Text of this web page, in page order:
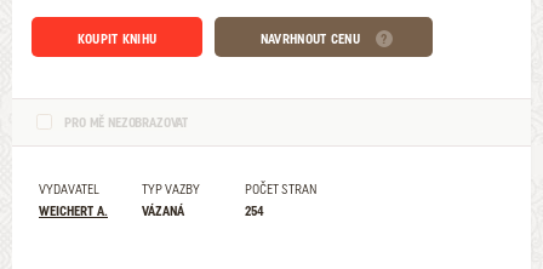
KOUPIT KNIHU NAVRHNOUT CENU
PRO MĚ NEZOBRAZOVAT
VYDAVATEL
WEICHERT A.
TYP VAZBY
VÁZANÁ
POČET STRAN
254